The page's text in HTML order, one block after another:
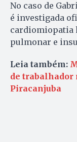
No caso de
é investigada
cardiomiopatia
pulmonar e
Leia também:
de trabalhador
Piracanjuba